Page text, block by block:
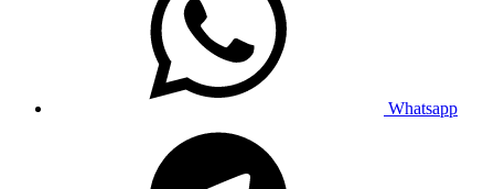
Whatsapp